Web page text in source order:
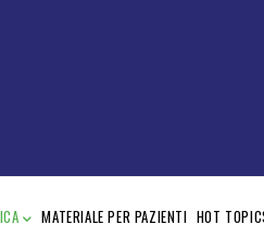
MATERIALE PER PAZIENTI HOT